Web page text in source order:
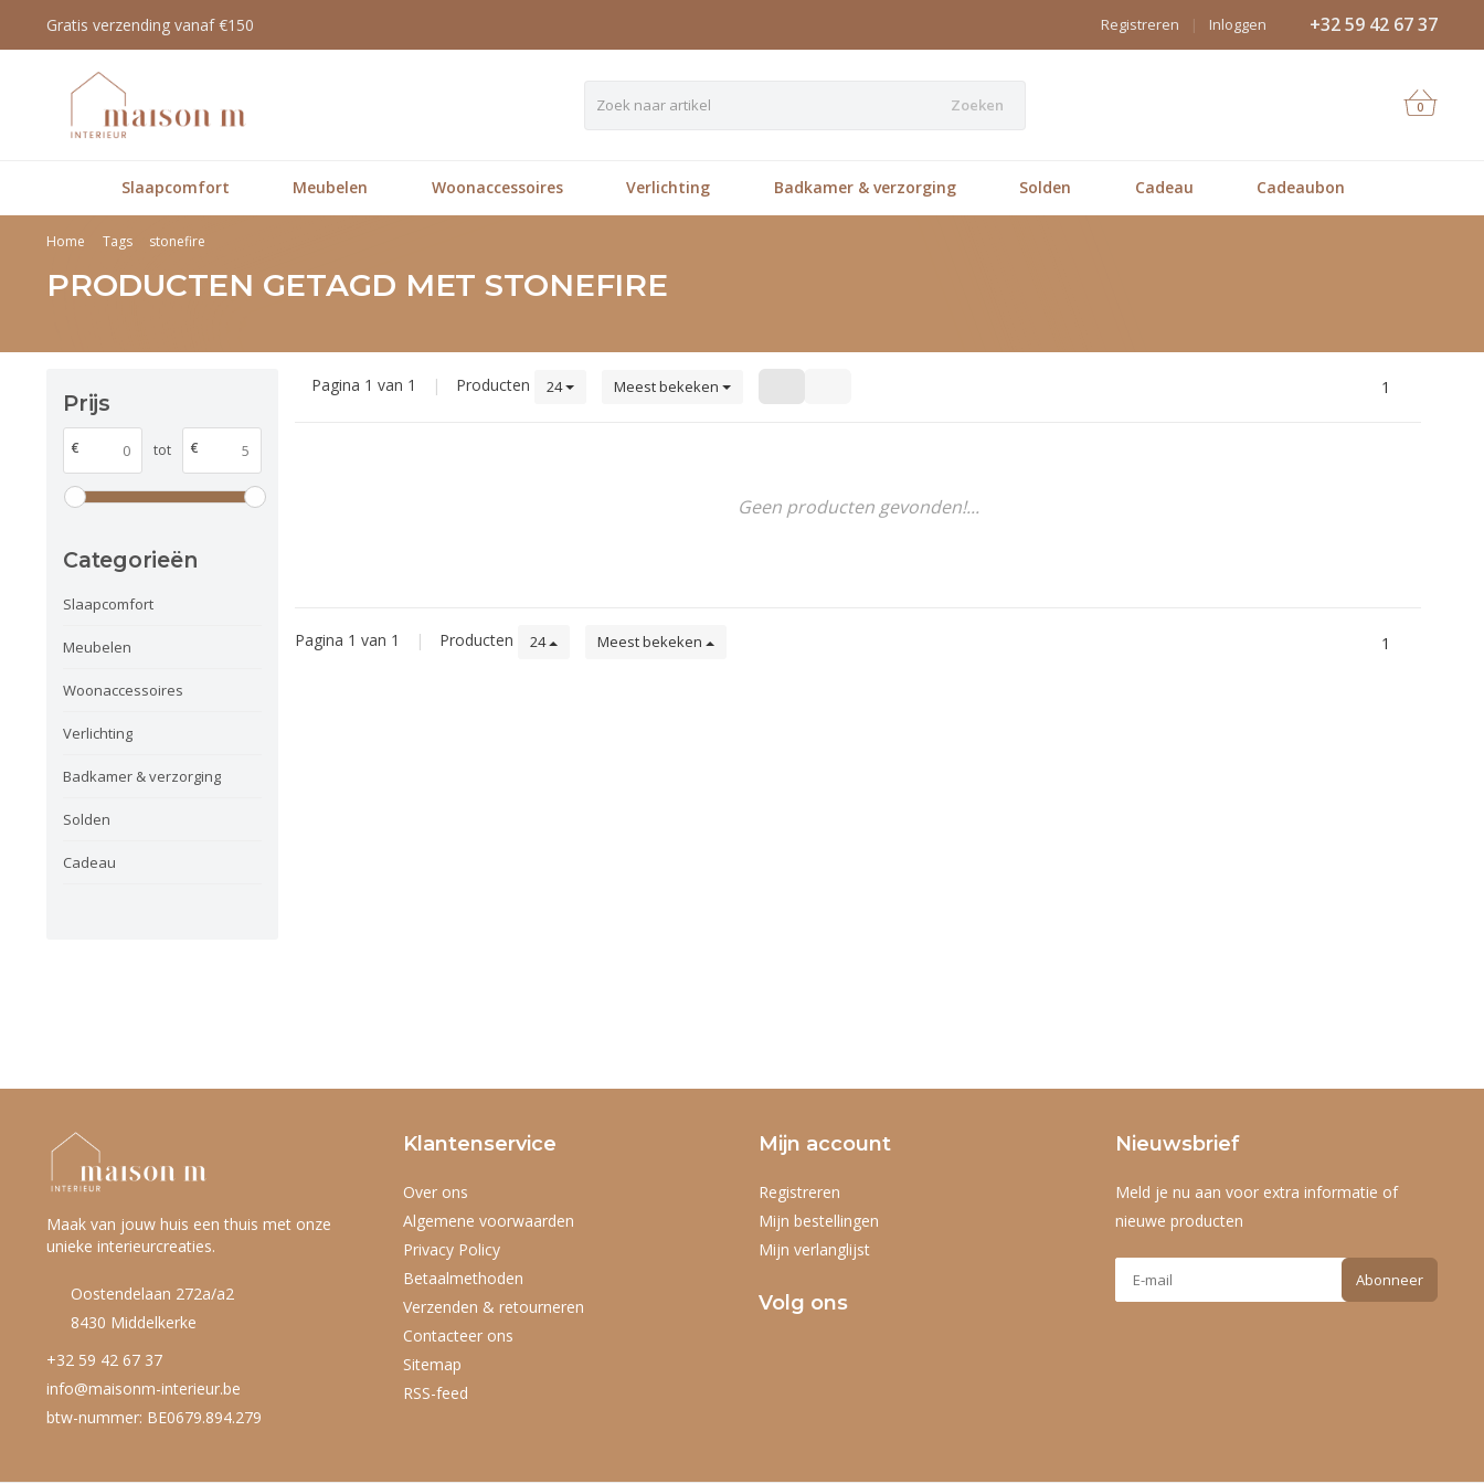
Gratis verzending vanaf €150 +32 59 42 67 37
Inloggen
|
Registreren
Zoeken 0
Slaapcomfort Meubelen Woonaccessoires Verlichting Badkamer & verzorging Solden Cadeau Cadeaubon
Home Tags stonefire
PRODUCTEN GETAGD MET STONEFIRE
Prijs
€ tot €
Categorieën
Slaapcomfort
Meubelen
Woonaccessoires
Verlichting
Badkamer & verzorging
Solden
Cadeau
Pagina 1 van 1 | Producten 24 Meest bekeken 1
Geen producten gevonden!...
Pagina 1 van 1 | Producten 24 Meest bekeken 1
Maak van jouw huis een thuis met onze
unieke interieurcreaties.
Oostendelaan 272a/a2
8430 Middelkerke
+32 59 42 67 37
info@maisonm-interieur.be
btw-nummer: BE0679.894.279
Klantenservice
Over ons
Algemene voorwaarden
Privacy Policy
Betaalmethoden
Verzenden & retourneren
Contacteer ons
Sitemap
RSS-feed
Mijn account
Registreren
Mijn bestellingen
Mijn verlanglijst
Volg ons
Nieuwsbrief
Meld je nu aan voor extra informatie of
nieuwe producten
Abonneer